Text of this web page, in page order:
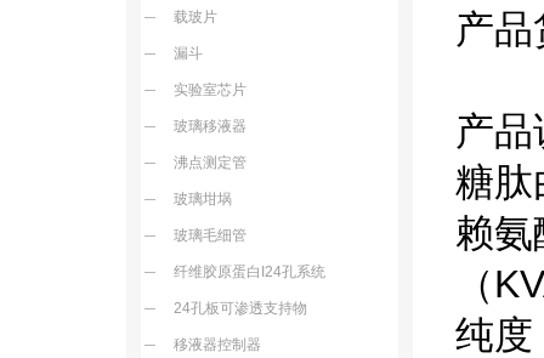
载玻片
漏斗
实验室芯片
玻璃移液器
沸点测定管
玻璃坩埚
玻璃毛细管
纤维胶原蛋白I24孔系统
24孔板可渗透支持物
移液器控制器
产品
产品
糖肽
赖氨
（
纯度